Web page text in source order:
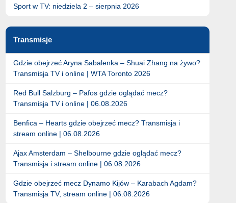
Sport w TV: niedziela 2 – sierpnia 2026
Transmisje
Gdzie obejrzeć Aryna Sabalenka – Shuai Zhang na żywo?
Transmisja TV i online | WTA Toronto 2026
Red Bull Salzburg – Pafos gdzie oglądać mecz?
Transmisja TV i online | 06.08.2026
Benfica – Hearts gdzie obejrzeć mecz? Transmisja i
stream online | 06.08.2026
Ajax Amsterdam – Shelbourne gdzie oglądać mecz?
Transmisja i stream online | 06.08.2026
Gdzie obejrzeć mecz Dynamo Kijów – Karabach Agdam?
Transmisja TV, stream online | 06.08.2026